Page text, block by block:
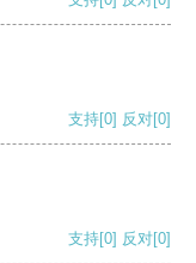
支持[0] 反对[0]
支持[0] 反对[0]